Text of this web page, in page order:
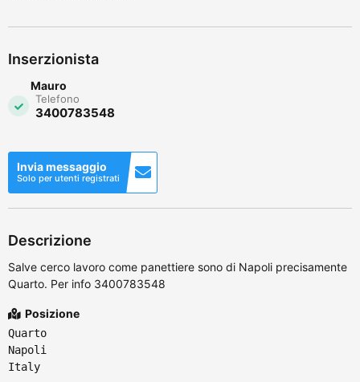
Inserzionista
Mauro
Telefono
3400783548
Invia messaggio
Solo per utenti registrati
Descrizione
Salve cerco lavoro come panettiere sono di Napoli precisamente
Quarto. Per info 3400783548
Posizione
Quarto
Napoli
Italy